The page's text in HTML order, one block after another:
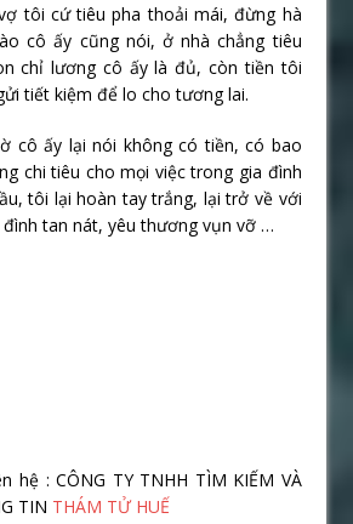
tôi cứ tiêu pha thoải mái, đừng hà
cô ấy cũng nói, ở nhà chẳng tiêu
chỉ lương cô ấy là đủ, còn tiền tôi
tiết kiệm để lo cho tương lai.
cô ấy lại nói không có tiền, có bao
chi tiêu cho mọi việc trong gia đình
tôi lại hoàn tay trắng, lại trở về với
tan nát, yêu thương vụn vỡ …
hệ : CÔNG TY TNHH TÌM KIẾM VÀ
TIN THÁM TỬ HUẾ